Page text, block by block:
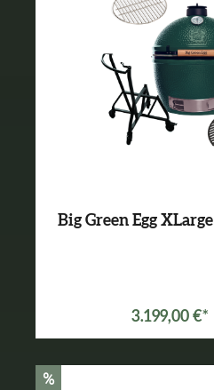
Big Green Egg
3.199,00 €*
%